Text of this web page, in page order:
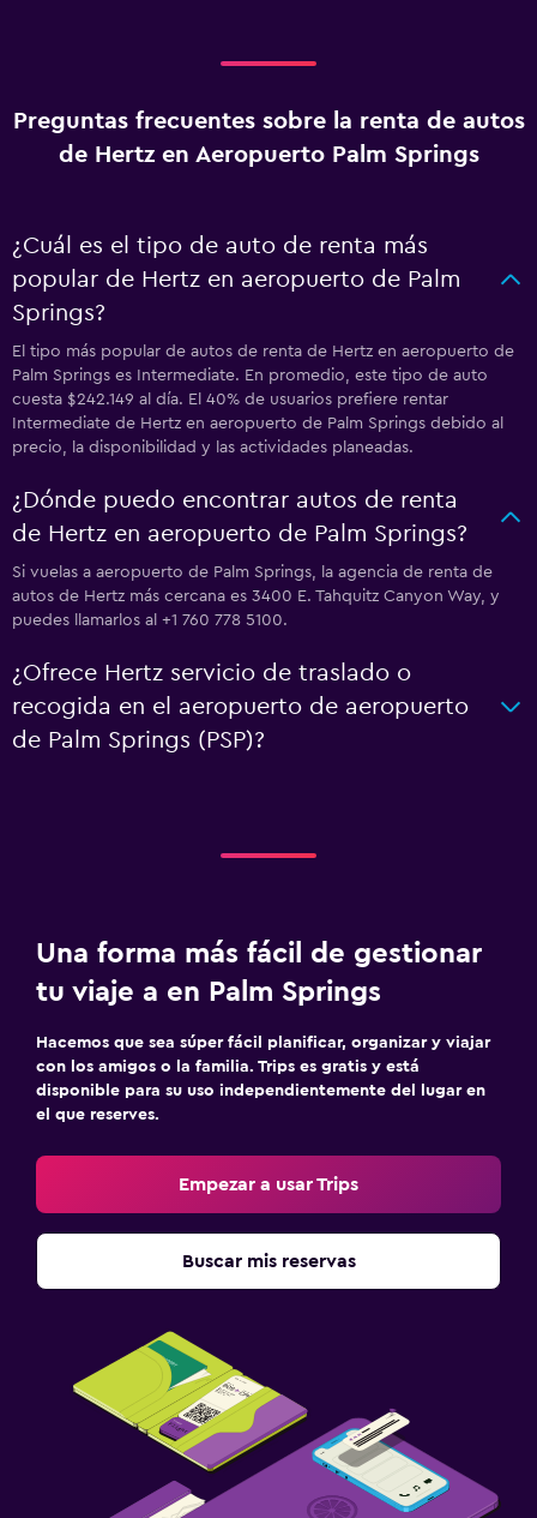
Preguntas frecuentes sobre la renta de autos
de Hertz en Aeropuerto Palm Springs
¿Cuál es el tipo de auto de renta más
popular de Hertz en aeropuerto de Palm
Springs?
El tipo más popular de autos de renta de Hertz en aeropuerto de
Palm Springs es Intermediate. En promedio, este tipo de auto
cuesta $242.149 al día. El 40% de usuarios prefiere rentar
Intermediate de Hertz en aeropuerto de Palm Springs debido al
precio, la disponibilidad y las actividades planeadas.
¿Dónde puedo encontrar autos de renta
de Hertz en aeropuerto de Palm Springs?
Si vuelas a aeropuerto de Palm Springs, la agencia de renta de
autos de Hertz más cercana es 3400 E. Tahquitz Canyon Way, y
puedes llamarlos al +1 760 778 5100.
¿Ofrece Hertz servicio de traslado o
recogida en el aeropuerto de aeropuerto
de Palm Springs (PSP)?
Una forma más fácil de gestionar
tu viaje a en Palm Springs
Hacemos que sea súper fácil planificar, organizar y viajar
con los amigos o la familia. Trips es gratis y está
disponible para su uso independientemente del lugar en
el que reserves.
Empezar a usar Trips
Buscar mis reservas